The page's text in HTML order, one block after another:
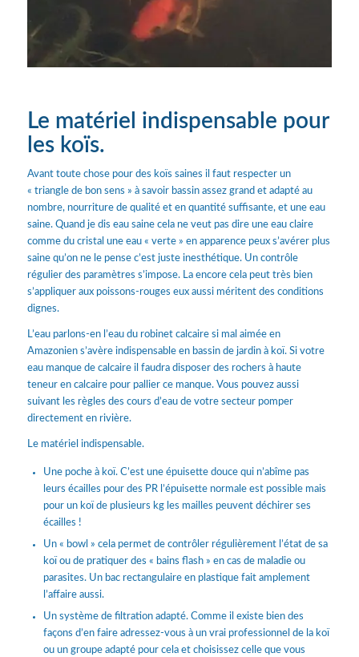
Le matériel indispensable pour
les koïs.
Avant toute chose pour des koïs saines il faut respecter un
« triangle de bon sens » à savoir bassin assez grand et adapté au
nombre, nourriture de qualité et en quantité suffisante, et une eau
saine. Quand je dis eau saine cela ne veut pas dire une eau claire
comme du cristal une eau « verte » en apparence peux s’avérer plus
saine qu’on ne le pense c’est juste inesthétique. Un contrôle
régulier des paramètres s’impose. La encore cela peut très bien
s’appliquer aux poissons-rouges eux aussi méritent des conditions
dignes.
L’eau parlons-en l’eau du robinet calcaire si mal aimée en
Amazonien s’avère indispensable en bassin de jardin à koï. Si votre
eau manque de calcaire il faudra disposer des rochers à haute
teneur en calcaire pour pallier ce manque. Vous pouvez aussi
suivant les règles des cours d’eau de votre secteur pomper
directement en rivière.
Le matériel indispensable.
Une poche à koï. C’est une épuisette douce qui n’abîme pas
leurs écailles pour des PR l’épuisette normale est possible mais
pour un koï de plusieurs kg les mailles peuvent déchirer ses
écailles !
Un « bowl » cela permet de contrôler régulièrement l’état de sa
koï ou de pratiquer des « bains flash » en cas de maladie ou
parasites. Un bac rectangulaire en plastique fait amplement
l’affaire aussi.
Un système de filtration adapté. Comme il existe bien des
façons d’en faire adressez-vous à un vrai professionnel de la koï
ou un groupe adapté pour cela et choisissez celle que vous